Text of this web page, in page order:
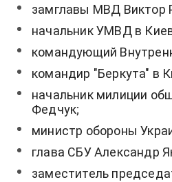
замглавы МВД Виктор
начальник УМВД в
командующий
командир "Беркута" в
начальник милиции
Федчук;
министр обороны
глава СБУ Александр
заместитель